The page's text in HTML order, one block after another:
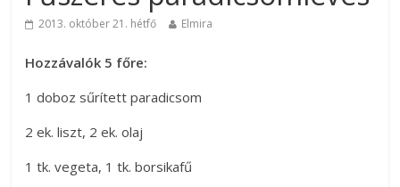
2013. október 21. hétfő Elmira
Hozzávalók 5 főre:
1 doboz sűrített paradicsom
2 ek. liszt, 2 ek. olaj
1 tk. vegeta, 1 tk. borsikafű